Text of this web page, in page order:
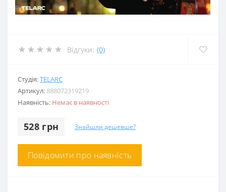
Відгуки: (0)
Студія:TELARC
Артикул: 888072319219
Наявність: Немає в наявності
528 грн Знайшли дешевше?
Повідомити про наявність